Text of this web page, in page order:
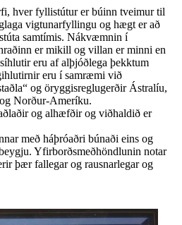
hver fyllistútur er búinn tveimur til
vigtunarfyllingu og hægt er að
samtímis. Nákvæmnin í
er mikill og villan er minni en
eru af alþjóðlega þekktum
eru í samræmi við
og öryggisreglugerðir Ástralíu,
Norður-Ameríku.
og alhæfðir og viðhaldið er
með háþróaðri búnaði eins og
Yfirborðsmeðhöndlunin notar
þær fallegar og rausnarlegar og